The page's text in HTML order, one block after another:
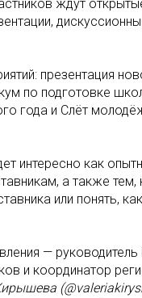
ждут
презентация
по подготовке
года и Слёт
интересно как
а также тем,
или понять,
—
и координатор